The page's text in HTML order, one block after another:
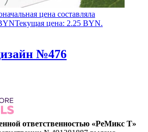
цена составляла
Текущая цена: 2.25 BYN.
№476
ответственностью «РеМикс Т»